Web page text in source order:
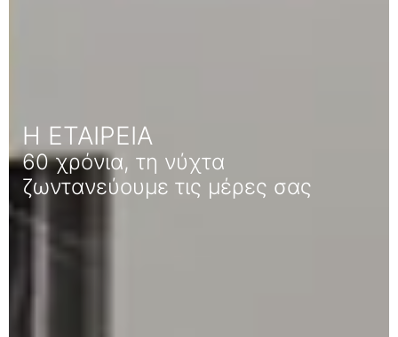
Η ΕΤΑΙΡΕΙΑ
60 χρόνια, τη νύχτα
ζωντανεύουμε τις μέρες σας